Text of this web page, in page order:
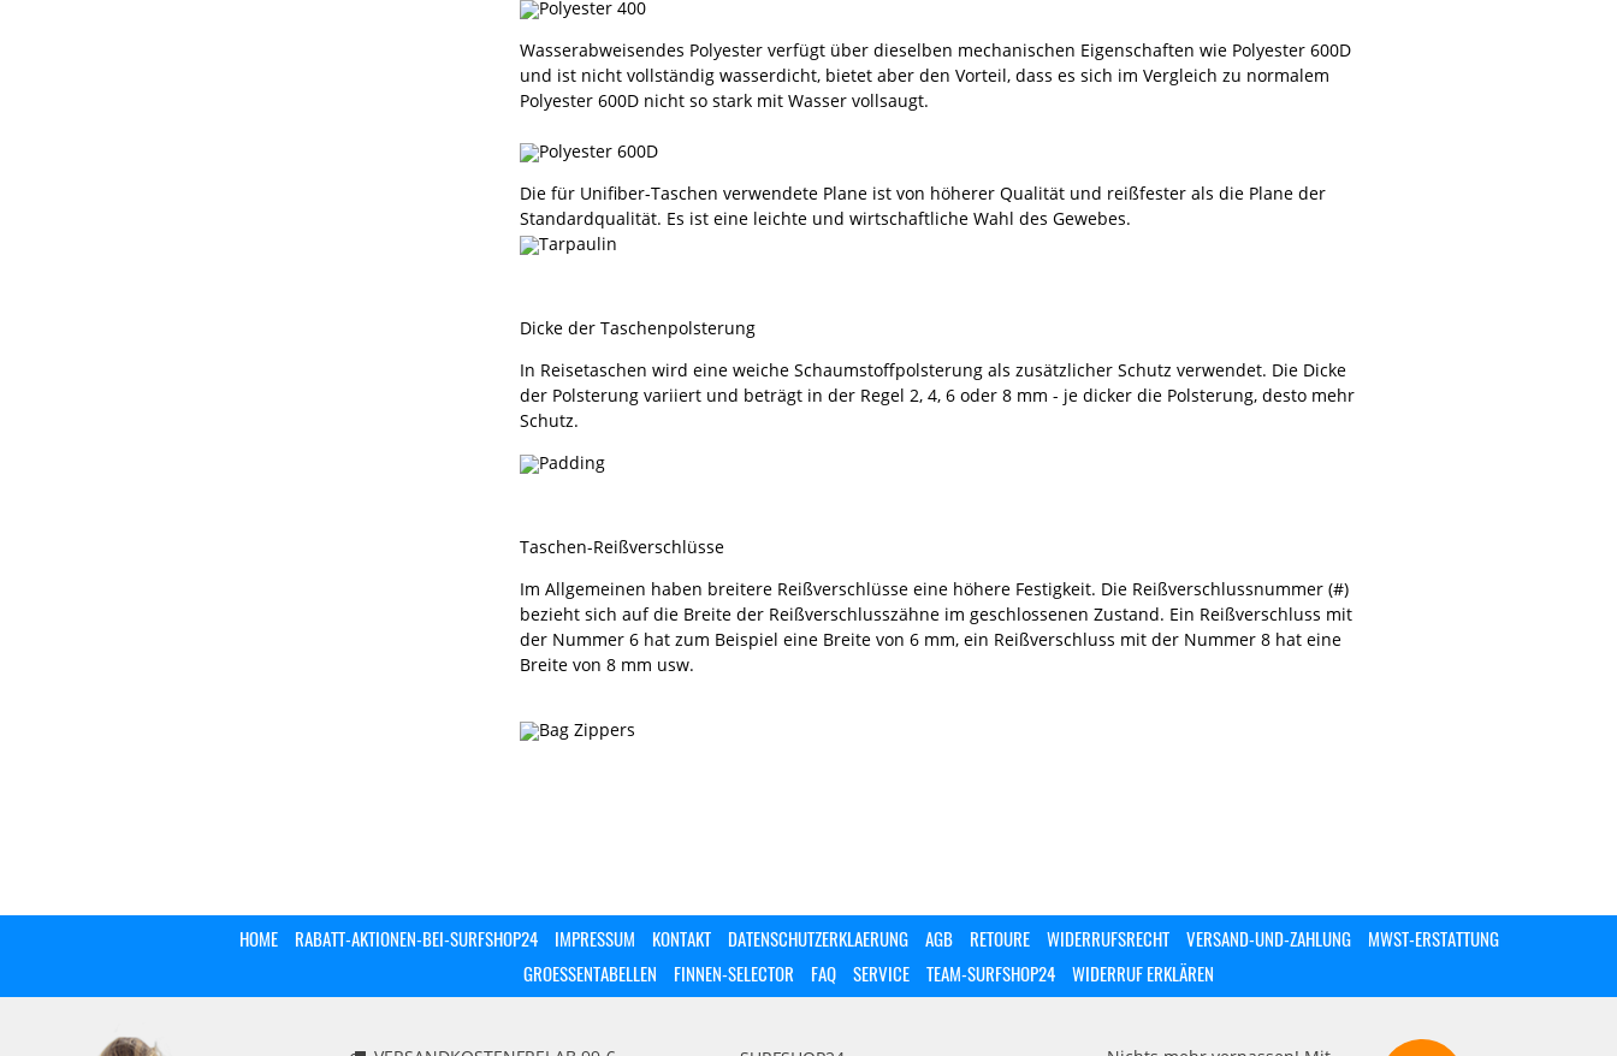
Wasserabweisendes Polyester verfügt über dieselben mechanischen Eigenschaften wie Polyester 600D
und ist nicht vollständig wasserdicht, bietet aber den Vorteil, dass es sich im Vergleich zu normalem
Polyester 600D nicht so stark mit Wasser vollsaugt.
Die für Unifiber-Taschen verwendete Plane ist von höherer Qualität und reißfester als die Plane der
Standardqualität. Es ist eine leichte und wirtschaftliche Wahl des Gewebes.
Dicke der Taschenpolsterung
In Reisetaschen wird eine weiche Schaumstoffpolsterung als zusätzlicher Schutz verwendet. Die Dicke
der Polsterung variiert und beträgt in der Regel 2, 4, 6 oder 8 mm - je dicker die Polsterung, desto mehr
Schutz.
Taschen-Reißverschlüsse
Im Allgemeinen haben breitere Reißverschlüsse eine höhere Festigkeit. Die Reißverschlussnummer (#)
bezieht sich auf die Breite der Reißverschlusszähne im geschlossenen Zustand. Ein Reißverschluss mit
der Nummer 6 hat zum Beispiel eine Breite von 6 mm, ein Reißverschluss mit der Nummer 8 hat eine
Breite von 8 mm usw.
HOME RABATT-AKTIONEN-BEI-SURFSHOP24 IMPRESSUM KONTAKT DATENSCHUTZERKLAERUNG AGB RETOURE WIDERRUFSRECHT VERSAND-UND-ZAHLUNG
MWST-ERSTATTUNG
GROESSENTABELLEN
FINNEN-SELECTOR FAQ SERVICE TEAM-SURFSHOP24 WIDERRUF ERKLÄREN